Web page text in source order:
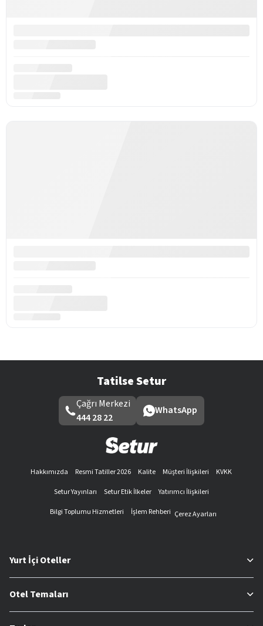
Tatilse Setur
Çağrı Merkezi
444 28 22
WhatsApp
Hakkımızda Resmi Tatiller 2026 Kalite Müşteri İlişkileri
KVKK
Setur Yayınları
Setur Etik İlkeler
Yatırımcı İlişkileri
Bilgi Toplumu Hizmetleri
İşlem Rehberi Çerez Ayarları
Yurt İçi Oteller
Otel Temaları